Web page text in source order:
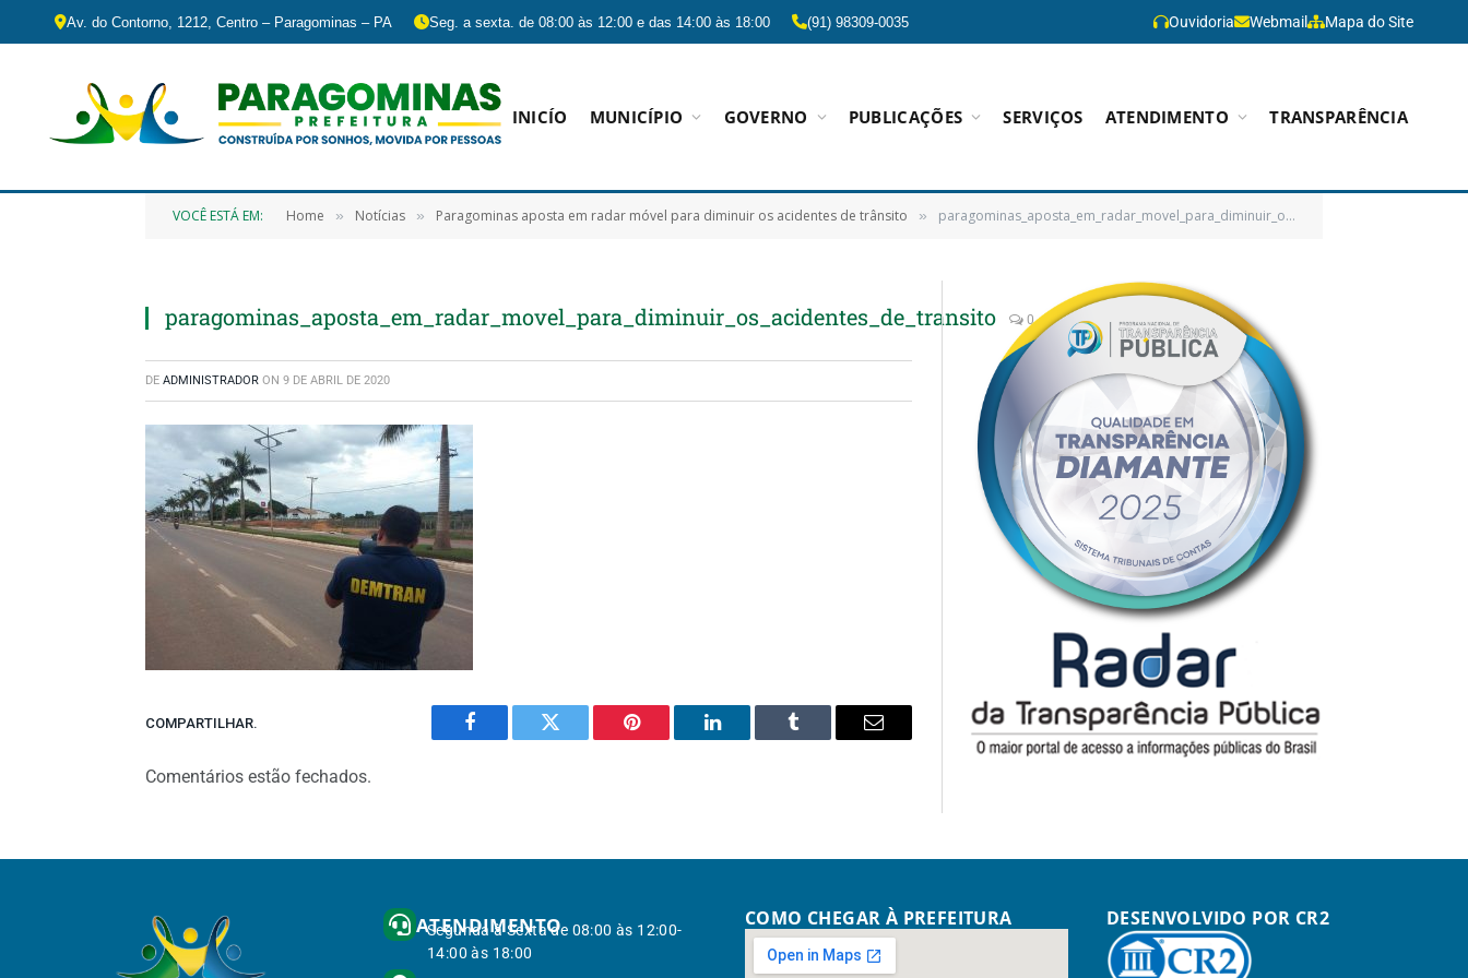
Av. do Contorno, 1212, Centro – Paragominas – PA Seg. a sexta. de 08:00 às 12:00 e das 14:00 às 18:00 (91) 98309-0035 Ouvidoria Webmail Mapa do Site
INICÍO MUNICÍPIO GOVERNO PUBLICAÇÕES SERVIÇOS ATENDIMENTO TRANSPARÊNCIA
VOCÊ ESTÁ EM: Home » Notícias » Paragominas aposta em radar móvel para diminuir os acidentes de trânsito » paragominas_aposta_em_radar_movel_para_diminuir_os_acidentes_de_transito
paragominas_aposta_em_radar_movel_para_diminuir_os_acidentes_de_transito 0
DE ADMINISTRADOR ON 9 DE ABRIL DE 2020
COMPARTILHAR.
Facebook Twitter Pinterest LinkedIn Tumblr Email
Comentários estão fechados.
ATENDIMENTO
Segunda à Sexta de 08:00 às 12:00-
14:00 às 18:00
COMO CHEGAR À PREFEITURA DESENVOLVIDO POR CR2